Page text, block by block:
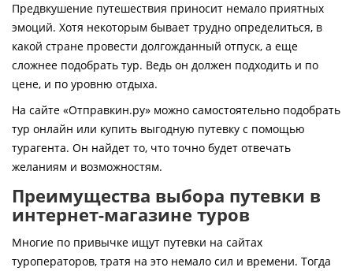
Страны
Как купить
Контакты
Предвкушение путешествия приносит немало приятных
эмоций. Хотя некоторым бывает трудно определиться, в
какой стране провести долгожданный отпуск, а еще
сложнее подобрать тур. Ведь он должен подходить и по
цене, и по уровню отдыха.
На сайте «Отправкин.ру» можно самостоятельно подобрать
тур онлайн или купить выгодную путевку с помощью
турагента. Он найдет то, что точно будет отвечать
желаниям и возможностям.
Преимущества выбора путевки в
интернет-магазине туров
Многие по привычке ищут путевки на сайтах
туроператоров, тратя на это немало сил и времени. Тогда